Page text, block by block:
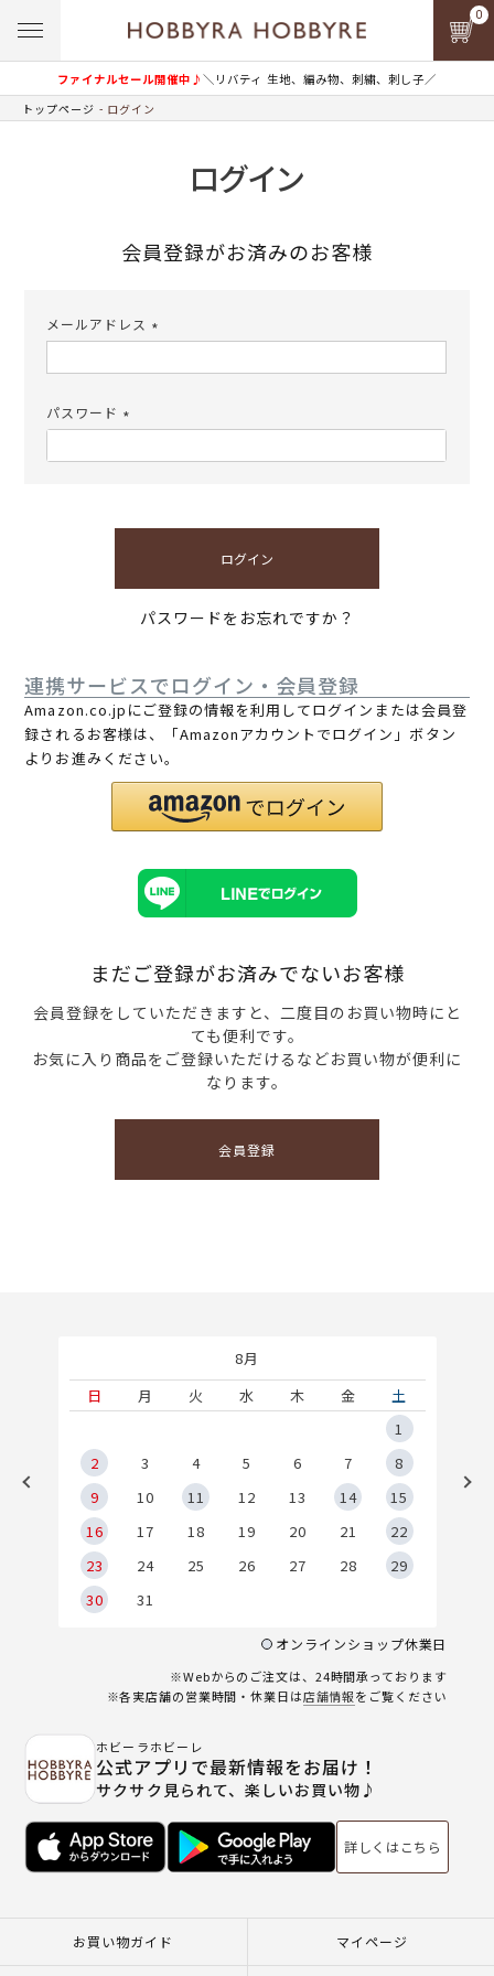
ファイナルセール開催中♪＼リバティ 生地、編み物、刺繍、刺し子／
0
トップページ ログイン
ログイン
会員登録がお済みのお客様
メールアドレス
須)
パスワード
須)
ログイン
パスワードをお忘れですか？
連携サービスでログイン・会員登録
Amazon.co.jpにご登録の情報を利用してログインまたは会員登
録されるお客様は、「Amazonアカウントでログイン」ボタン
よりお進みください。
まだご登録がお済みでないお客様
会員登録をしていただきますと、二度目のお買い物時にと
ても便利です。
お気に入り商品をご登録いただけるなどお買い物が便利に
なります。
会員登録
8月
日
月 火 水 木 金
土
1
2
3 4 5 6 7
8
9
10 11 12 13 14
15
16
17 18 19 20 21
22
23
24 25 26 27 28
29
30
31
オンラインショップ休業日
※Webからのご注文は、24時間承っております
※各実店舗の営業時間・休業日は店舗情報をご覧ください
ホビーラホビーレ
公式アプリで最新情報をお届け！
サクサク見られて、楽しいお買い物♪
詳しくはこちら
お買い物ガイド マイページ